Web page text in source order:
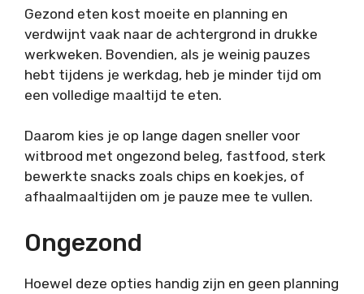
Gezond eten kost moeite en planning en
verdwijnt vaak naar de achtergrond in drukke
werkweken. Bovendien, als je weinig pauzes
hebt tijdens je werkdag, heb je minder tijd om
een volledige maaltijd te eten.
Daarom kies je op lange dagen sneller voor
witbrood met ongezond beleg, fastfood, sterk
bewerkte snacks zoals chips en koekjes, of
afhaalmaaltijden om je pauze mee te vullen.
Ongezond
Hoewel deze opties handig zijn en geen planning